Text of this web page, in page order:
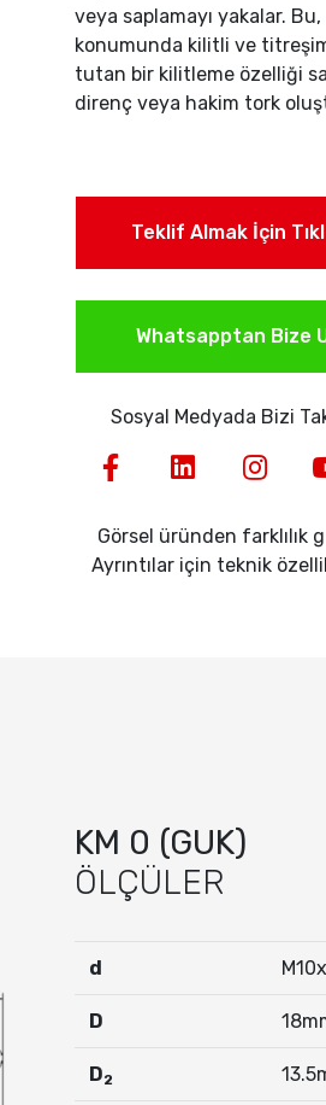
veya saplamayı yakalar.
konumunda kilitli ve
tutan bir kilitleme özelliği
direnç veya hakim tork
Teklif Almak İçin
Whatsapptan Bize
Sosyal Medyada Bizi
Görsel üründen farklılık
Ayrıntılar için teknik
KM 0 (GUK)
ÖLÇÜLER
d
D
D2